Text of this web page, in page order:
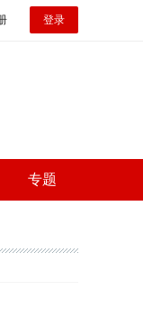
登录
专题